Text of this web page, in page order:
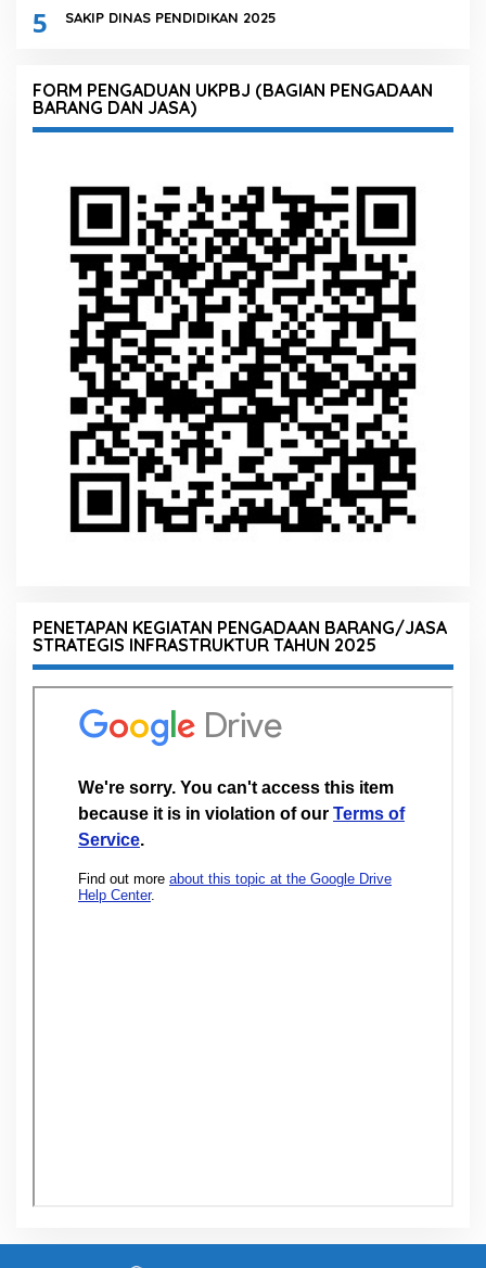
5 SAKIP DINAS PENDIDIKAN 2025
FORM PENGADUAN UKPBJ (BAGIAN PENGADAAN
BARANG DAN JASA)
PENETAPAN KEGIATAN PENGADAAN BARANG/JASA
STRATEGIS INFRASTRUKTUR TAHUN 2025